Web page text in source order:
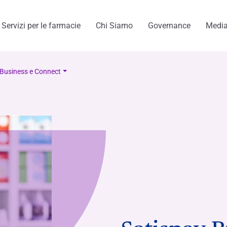
Servizi per le farmacie Chi Siamo Governance Media
e Connect